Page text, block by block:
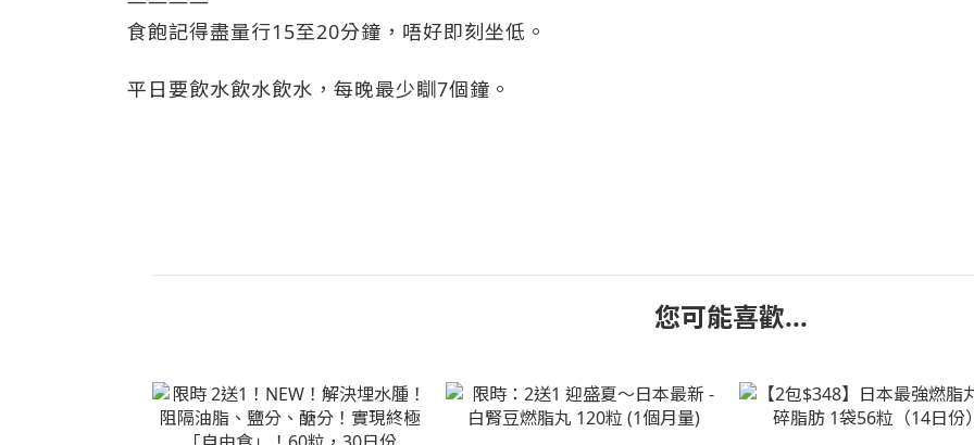
食飽記得盡量行15至20分鐘，唔好即刻坐低。
平日要飲水飲水飲水，每晚最少瞓7個鐘。
您可能喜歡...